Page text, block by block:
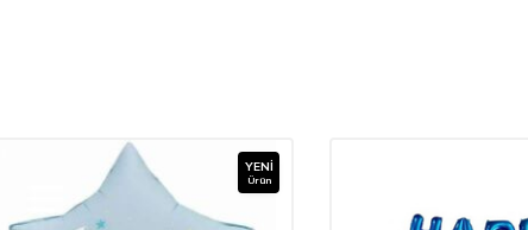
YENI
Ürün